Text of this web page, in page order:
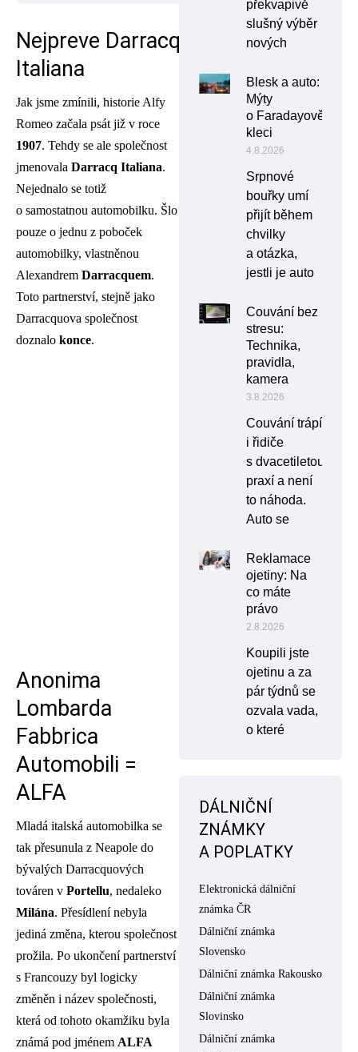
Nejpreve Darracq
Italiana
Jak jsme zmínili, historie Alfy
Romeo začala psát již v roce
1907. Tehdy se ale společnost
jmenovala Darracq Italiana.
Nejednalo se totiž
o samostatnou automobilku. Šlo
pouze o jednu z poboček
automobilky, vlastněnou
Alexandrem Darracquem.
Toto partnerství, stejně jako
Darracquova společnost
doznalo konce.
Anonima
Lombarda
Fabbrica
Automobili =
ALFA
Mladá italská automobilka se
tak přesunula z Neapole do
bývalých Darracquových
továren v Portellu, nedaleko
Milána. Přesídlení nebyla
jediná změna, kterou společnost
prožila. Po ukončení partnerství
s Francouzy byl logicky
změněn i název společnosti,
která od tohoto okamžiku byla
známá pod jménem ALFA
překvapivě
slušný výběr
nových
Blesk a auto:
Mýty
o Faradayově
kleci
4.8.2026
Srpnové
bouřky umí
přijít během
chvilky
a otázka,
jestli je auto
Couvání bez
stresu:
Technika,
pravidla,
kamera
3.8.2026
Couvání trápí
i řidiče
s dvacetiletou
praxí a není
to náhoda.
Auto se
Reklamace
ojetiny: Na
co máte
právo
2.8.2026
Koupili jste
ojetinu a za
pár týdnů se
ozvala vada,
o které
DÁLNIČNÍ
ZNÁMKY
A POPLATKY
Elektronická dálniční
známka ČR
Dálniční známka
Slovensko
Dálniční známka Rakousko
Dálniční známka
Slovinsko
Dálniční známka